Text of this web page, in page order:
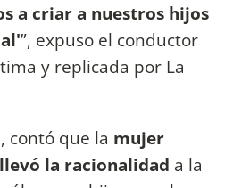
a criar a nuestros hijos
”, expuso el conductor
y replicada por La
contó que la mujer
la racionalidad a la